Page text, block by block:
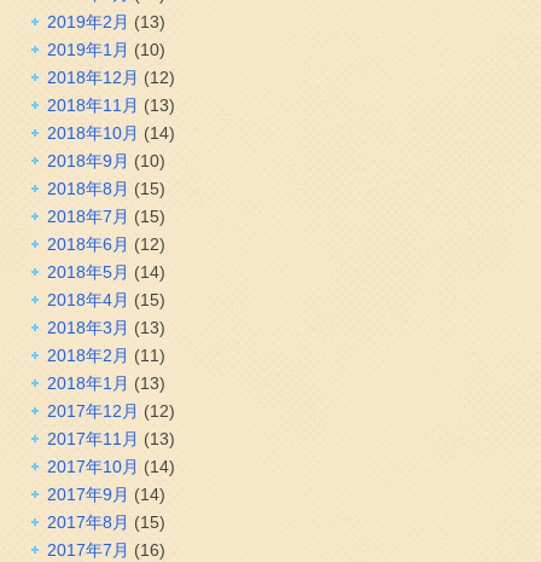
2019年2月 (13)
2019年1月 (10)
2018年12月 (12)
2018年11月 (13)
2018年10月 (14)
2018年9月 (10)
2018年8月 (15)
2018年7月 (15)
2018年6月 (12)
2018年5月 (14)
2018年4月 (15)
2018年3月 (13)
2018年2月 (11)
2018年1月 (13)
2017年12月 (12)
2017年11月 (13)
2017年10月 (14)
2017年9月 (14)
2017年8月 (15)
2017年7月 (16)